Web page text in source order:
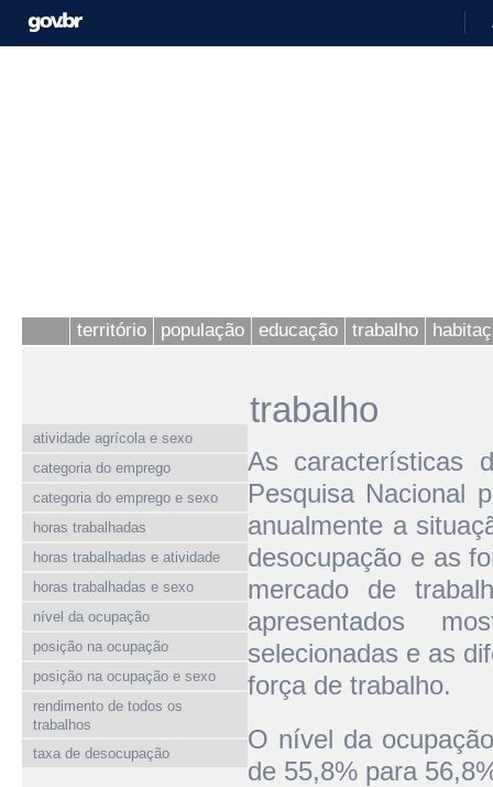
território população educação trabalho
atividade agrícola e sexo
categoria do emprego
categoria do emprego e sexo
horas trabalhadas
horas trabalhadas e atividade
horas trabalhadas e sexo
nível da ocupação
posição na ocupação
posição na ocupação e sexo
rendimento de todos os
trabalhos
taxa de desocupação
trabalho
As características
Pesquisa Nacional
anualmente a
desocupação e as
mercado de
apresentados
selecionadas e as
força de trabalho.
O nível da
de 55,8% para